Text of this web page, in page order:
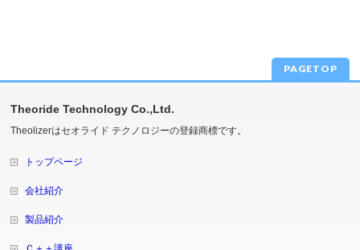
PAGETOP
Theoride Technology Co.,Ltd.
Theolizerはセオライド テクノロジーの登録商標です。
トップページ
会社紹介
製品紹介